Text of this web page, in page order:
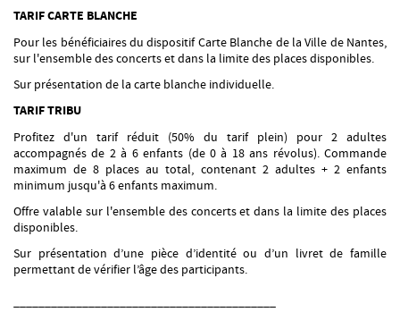
TARIF CARTE BLANCHE
Pour les bénéficiaires du dispositif Carte Blanche de la Ville de Nantes,
sur l'ensemble des concerts et dans la limite des places disponibles.
Sur présentation de la carte blanche individuelle.
TARIF TRIBU
Profitez d'un tarif réduit (50% du tarif plein) pour 2 adultes
accompagnés de 2 à 6 enfants (de 0 à 18 ans révolus). Commande
maximum de 8 places au total, contenant 2 adultes + 2 enfants
minimum jusqu'à 6 enfants maximum.
Offre valable sur l'ensemble des concerts et dans la limite des places
disponibles.
Sur présentation d’une pièce d’identité ou d’un livret de famille
permettant de vérifier l’âge des participants.